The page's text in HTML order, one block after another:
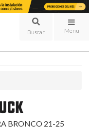
Menu
BRONCO 21-25